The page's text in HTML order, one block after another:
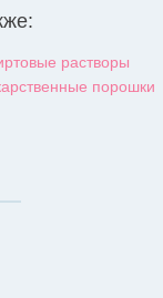
растворы
порошки